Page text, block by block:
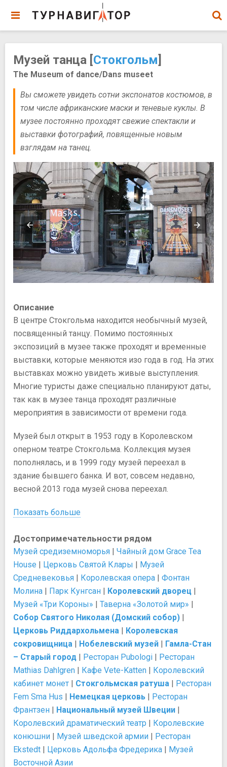
Музей танца [Стокгольм]
The Museum of dance/Dans museet
Вы сможете увидеть сотни экспонатов костюмов, в
том числе африканские маски и теневые куклы. В
музее постоянно проходят свежие спектакли и
выставки фотографий, повященные новым
взглядам на танец.
Описание
В центре Стокгольма находится необычный музей,
посвященный танцу. Помимо постоянных
экспозиций в музее также проходят и временные
выставки, которые меняются изо года в год. На этих
выставках можно увидеть живые выступления.
Многие туристы даже специально планируют даты,
так как в музее танца проходят различные
мероприятия в зависимости от времени года.
Музей был открыт в 1953 году в Королевском
оперном театре Стокгольма. Коллекция музея
пополнялась, и в 1999 году музей переехал в
здание бывшего банка. И вот, совсем недавно,
весной 2013 года музей снова переехал.
Показать больше
Достопримечательности рядом
Музей средиземноморья | Чайный дом Grace Tea
House | Церковь Святой Клары | Музей
Средневековья | Королевская опера | Фонтан
Молина | Парк Кунгсан | Королевский дворец |
Музей «Три Короны» | Таверна «Золотой мир» |
Собор Святого Николая (Домский собор) |
Церковь Риддархольмена | Королевская
сокровищница | Нобелевский музей | Гамла-Стан
– Старый город | Ресторан Pubologi | Ресторан
Mathias Dahlgren | Кафе Vete-Katten | Королевский
кабинет монет | Стокгольмская ратуша | Ресторан
Fem Sma Hus | Немецкая церковь | Ресторан
Франтзен | Национальный музей Швеции |
Королевский драматический театр | Королевские
конюшни | Музей шведской армии | Ресторан
Ekstedt | Церковь Адольфа Фредерика | Музей
Восточной Азии